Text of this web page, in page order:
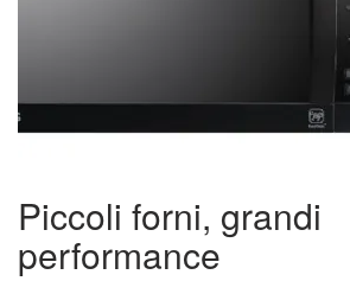
Piccoli forni, grandi
performance